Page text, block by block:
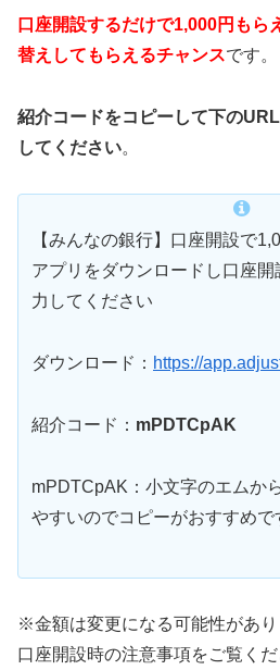
口座開設するだけで1,000円もら
替えしてもらえるチャンスです。
紹介コードをコピーして下の
してください。
【みんなの銀行】口座開設で
アプリをダウンロードし口座
力してください
ダウンロード： https://
紹介コード： mPDTCpAK
mPDTCpAK：小文字のエムか
やすいのでコピーがおすすめで
※金額は変更になる可能性があ
口座開設時の注意事項をご覧く